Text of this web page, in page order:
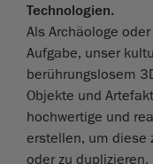
Technologien.
Als Archäologe
Aufgabe, unser
berührungslosem
Objekte und
hochwertige und
erstellen, um diese
oder zu